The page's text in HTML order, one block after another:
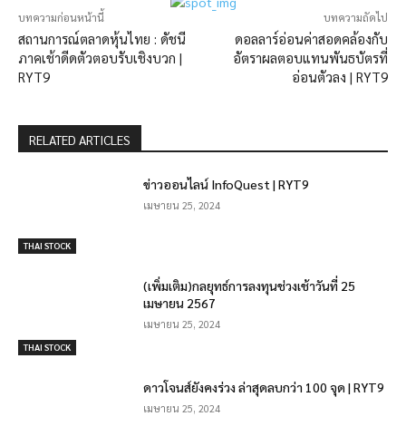
บทความก่อนหน้านี้
สถานการณ์ตลาดหุ้นไทย : ดัชนี
ภาคเช้าดีดตัวตอบรับเชิงบวก |
RYT9
บทความถัดไป
ดอลลาร์อ่อนค่าสอดคล้องกับ
อัตราผลตอบแทนพันธบัตรที่
อ่อนตัวลง | RYT9
RELATED ARTICLES
THAI STOCK
ข่าวออนไลน์ InfoQuest | RYT9
เมษายน 25, 2024
THAI STOCK
(เพิ่มเติม)กลยุทธ์การลงทุนช่วงเช้าวันที่ 25
เมษายน 2567
เมษายน 25, 2024
ดาวโจนส์ยังคงร่วง ล่าสุดลบกว่า 100 จุด | RYT9
เมษายน 25, 2024